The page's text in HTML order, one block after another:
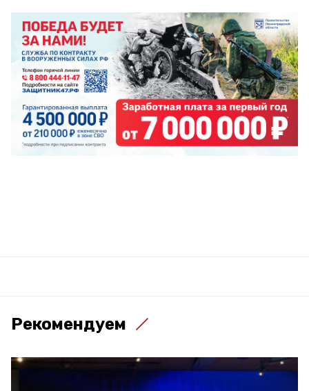
Рекомендуем